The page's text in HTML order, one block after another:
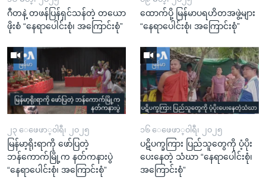
ဂီတနဲ့ တဖန်ပြန်ရှင်သန်တဲ့ တယော
ဖိုးစံ “နေရာပေါင်းစုံ၊ အကြောင်းစုံ”
ထောက်ပို့ မြန်မာပရဟိတအဖွဲ့များ
“နေရာပေါင်းစုံ၊ အကြောင်းစုံ”
၂၃ ေဖေဖာ္၀ါရီ၊ ၂၀၂၅
မြန်မာ့ရိုးရာကို ဖော်ပြတဲ့
ဘန်ကောက်မြို့က နတ်ကနားပွဲ
“နေရာပေါင်းစုံ၊ အကြောင်းစုံ”
၁၆ ေဖေဖာ္၀ါရီ၊ ၂၀၂၅
ပဋိပက္ခကြား ပြည်သူတွေကို ပံ့ပိုး
ပေးနေတဲ့ သံဃာ “နေရာပေါင်းစုံ၊
အကြောင်းစုံ”